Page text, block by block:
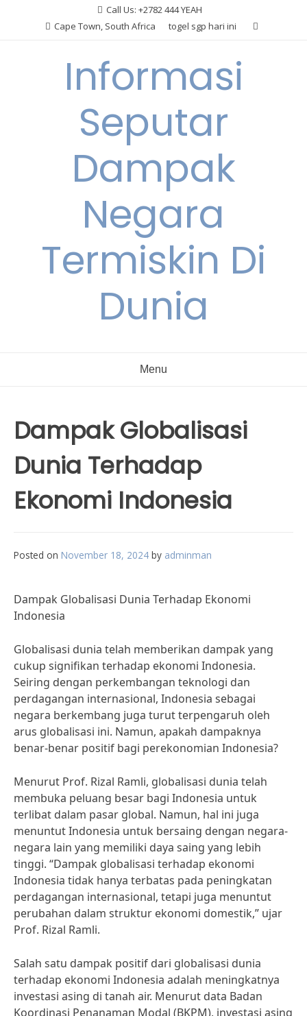
Call Us: +2782 444 YEAH
Cape Town, South Africa
togel sgp hari ini
Informasi
Seputar
Dampak
Negara
Termiskin Di
Dunia
Menu
Dampak Globalisasi
Dunia Terhadap
Ekonomi Indonesia
Posted on November 18, 2024 by adminman
Dampak Globalisasi Dunia Terhadap Ekonomi
Indonesia
Globalisasi dunia telah memberikan dampak yang
cukup signifikan terhadap ekonomi Indonesia.
Seiring dengan perkembangan teknologi dan
perdagangan internasional, Indonesia sebagai
negara berkembang juga turut terpengaruh oleh
arus globalisasi ini. Namun, apakah dampaknya
benar-benar positif bagi perekonomian Indonesia?
Menurut Prof. Rizal Ramli, globalisasi dunia telah
membuka peluang besar bagi Indonesia untuk
terlibat dalam pasar global. Namun, hal ini juga
menuntut Indonesia untuk bersaing dengan negara-
negara lain yang memiliki daya saing yang lebih
tinggi. “Dampak globalisasi terhadap ekonomi
Indonesia tidak hanya terbatas pada peningkatan
perdagangan internasional, tetapi juga menuntut
perubahan dalam struktur ekonomi domestik,” ujar
Prof. Rizal Ramli.
Salah satu dampak positif dari globalisasi dunia
terhadap ekonomi Indonesia adalah meningkatnya
investasi asing di tanah air. Menurut data Badan
Koordinasi Penanaman Modal (BKPM), investasi asing